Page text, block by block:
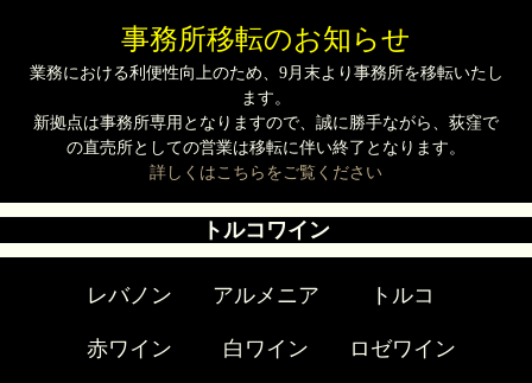
事務所移転のお知らせ
業務における利便性向上のため、9月末より事務所を移転いたし
ます。
新拠点は事務所専用となりますので、誠に勝手ながら、荻窪で
の直売所としての営業は移転に伴い終了となります。
詳しくはこちらをご覧ください
トルコワイン
レバノン アルメニア トルコ
赤ワイン 白ワイン ロゼワイン